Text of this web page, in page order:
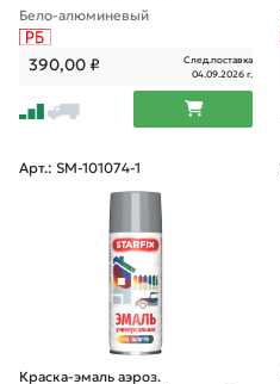
Бело-алюминевый
390,00₽
След.поставка
04.09.2026 г.
Арт.: SM-101074-1
Краска-эмаль аэроз.